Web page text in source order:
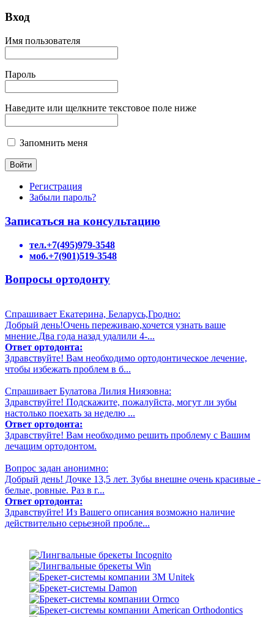
Вход
Имя пользователя
Пароль
Наведите или щелкните текстовое поле ниже
Запомнить меня
Регистрация
Забыли пароль?
Записаться на консультацию
тел.+7(495)979-3548
моб.+7(901)519-3548
Вопросы ортодонту
Спрашивает Екатерина, Беларусь,Гродно:
Добрый день!Очень переживаю,хочется узнать ваше
мнение.Два года назад удалили 4-...
Ответ ортодонта:
Здравствуйте! Вам необходимо ортодонтическое лечение,
чтобы избежать проблем в б...
Спрашивает Булатова Лилия Ниязовна:
Здравствуйте! Подскажите, пожалуйста, могут ли зубы
настолько поехать за неделю ...
Ответ ортодонта:
Здравствуйте! Вам необходимо решить проблему с Вашим
лечащим ортодонтом.
Вопрос задан анонимно:
Добрый день! Дочке 13,5 лет. Зубы внешне очень красивые -
белые, ровные. Раз в г...
Ответ ортодонта:
Здравствуйте! Из Вашего описания возможно наличие
действительно серьезной пробле...